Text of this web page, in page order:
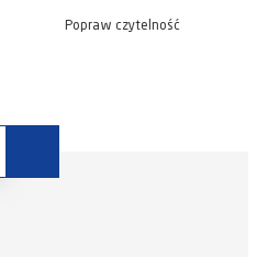
Popraw czytelność